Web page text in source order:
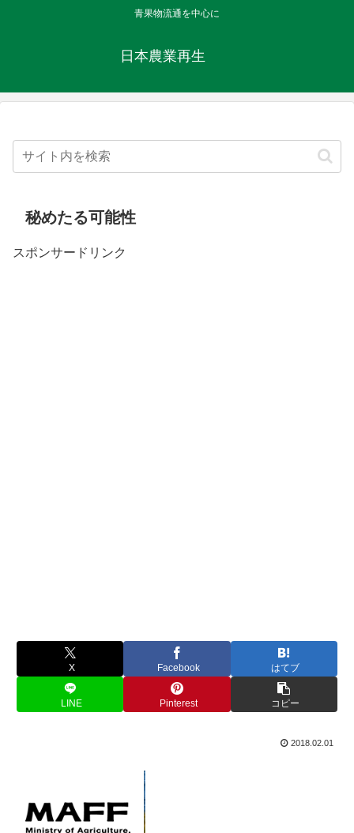
青果物流通を中心に
日本農業再生
秘めたる可能性
スポンサードリンク
X Facebook はてブ
LINE Pinterest コピー
2018.02.01